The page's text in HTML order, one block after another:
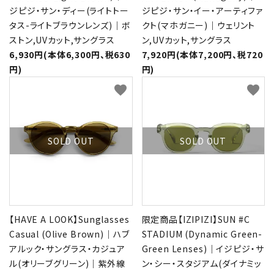
ジピジ・サン・ディー(ライトトー
タス-ライトブラウンレンズ)｜ボ
ストン,UVカット,サングラス
6,930円(本体6,300円、税630
円)
ジピジ・サン・イー・アーティファ
クト(マホガニー)｜ウェリント
ン,UVカット,サングラス
7,920円(本体7,200円、税720
円)
SOLD OUT
【HAVE A LOOK】Sunglasses
Casual (Olive Brown)｜ハブ
アルック・サングラス・カジュア
ル(オリーブグリーン)｜紫外線
favorite
SOLD OUT
限定商品【IZIPIZI】SUN #C
STADIUM (Dynamic Green-
Green Lenses)｜イジピジ・サ
ン・シー・スタジアム(ダイナミッ
favorite